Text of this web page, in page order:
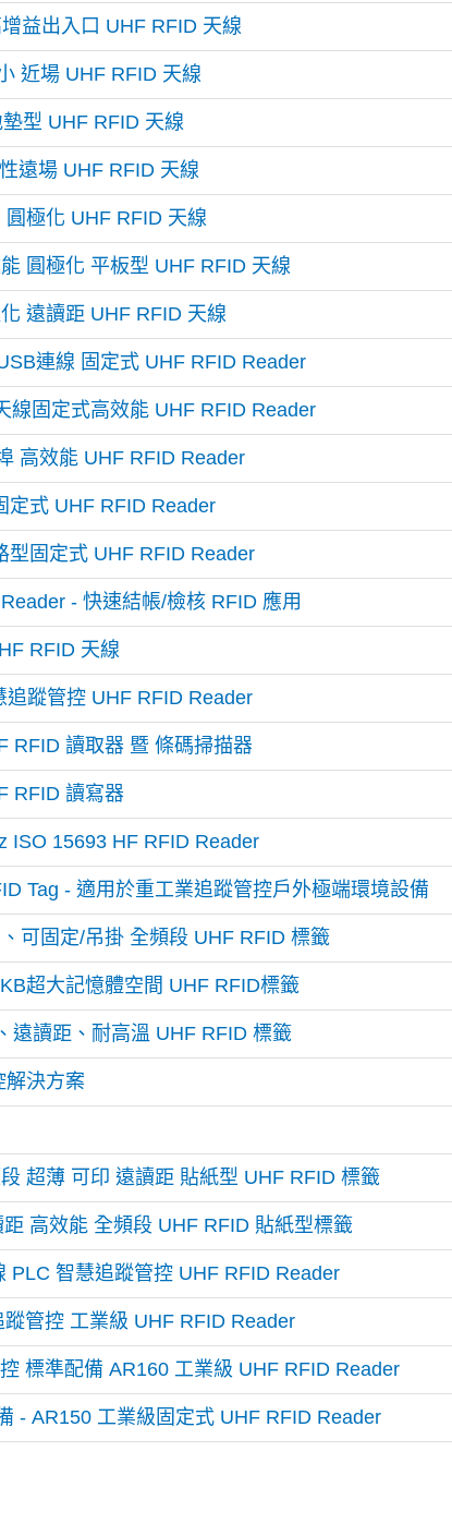
益出入口 UHF RFID 天線
近場 UHF RFID 天線
型 UHF RFID 天線
遠場 UHF RFID 天線
極化 UHF RFID 天線
圓極化 平板型 UHF RFID 天線
遠讀距 UHF RFID 天線
連線 固定式 UHF RFID Reader
線固定式高效能 UHF RFID Reader
高效能 UHF RFID Reader
定式 UHF RFID Reader
型固定式 UHF RFID Reader
- 快速結帳/檢核 RFID 應用
RFID 天線
追蹤管控 UHF RFID Reader
RFID 讀取器 暨 條碼掃描器
RFID 讀寫器
ISO 15693 HF RFID Reader
Tag - 適用於重工業追蹤管控戶外極端環境設備
可固定/吊掛 全頻段 UHF RFID 標籤
超大記憶體空間 UHF RFID標籤
遠讀距、耐高溫 UHF RFID 標籤
解決方案
超薄 可印 遠讀距 貼紙型 UHF RFID 標籤
高效能 全頻段 UHF RFID 貼紙型標籤
PLC 智慧追蹤管控 UHF RFID Reader
管控 工業級 UHF RFID Reader
標準配備 AR160 工業級 UHF RFID Reader
- AR150 工業級固定式 UHF RFID Reader